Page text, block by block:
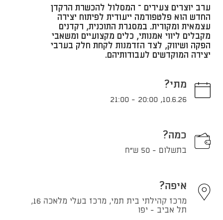
ערב יוצרים צעירים – המסלול להכשרת הרקדן
החדש הוא פלטפורמה ייעודית לפיתוח יצירה
עצמאית ומקורית. במסגרת התוכנית, רקדנים
מקבלים ליווי אמנותי, כלים מקצועיים ומשאבי
הפקה ושיווק, לצד הזדמנות לקחת חלק בערבי
יצירה המוקדשים לעבודותיהם.
מתי?
10.6.26
,
20:00
-
21:00
כמה?
בתשלום - 50 ש"ח
איפה?
מרכז קהילתי בית תמי, מרכז בעלי מלאכה 16,
תל אביב - יפו